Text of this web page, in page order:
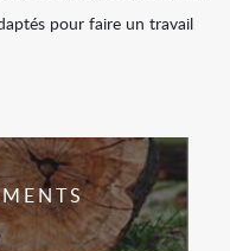
pour faire un travail